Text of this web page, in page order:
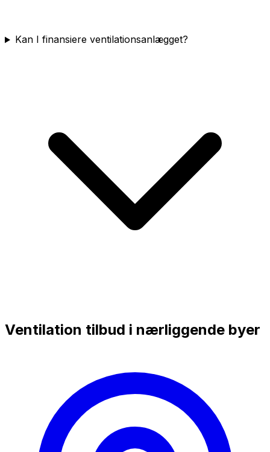
Kan I finansiere ventilationsanlægget?
Ventilation tilbud i nærliggende byer